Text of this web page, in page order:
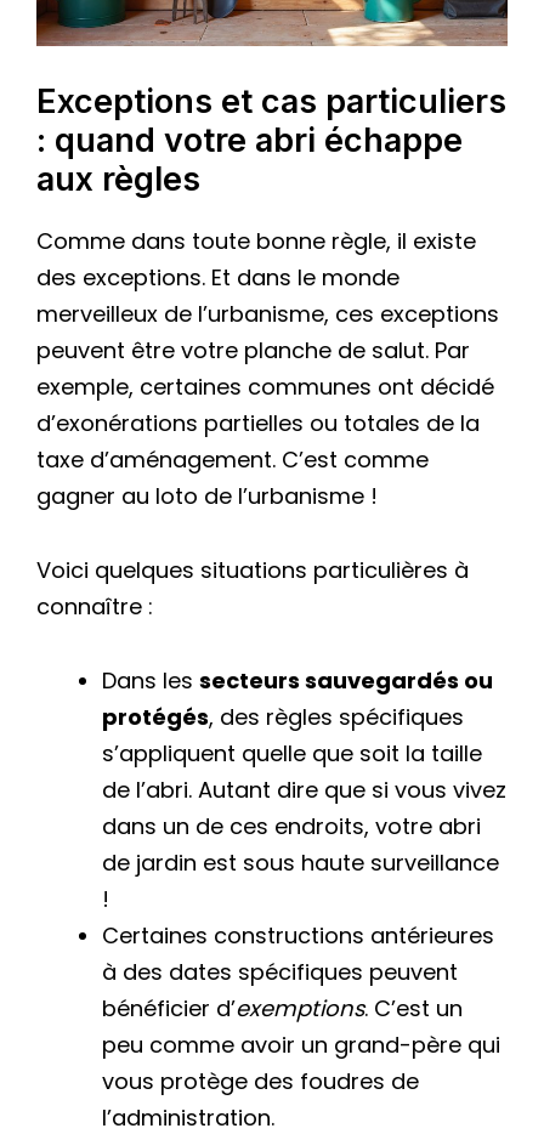
Exceptions et cas particuliers
: quand votre abri échappe
aux règles
Comme dans toute bonne règle, il existe
des exceptions. Et dans le monde
merveilleux de l’urbanisme, ces exceptions
peuvent être votre planche de salut. Par
exemple, certaines communes ont décidé
d’exonérations partielles ou totales de la
taxe d’aménagement. C’est comme
gagner au loto de l’urbanisme !
Voici quelques situations particulières à
connaître :
Dans les secteurs sauvegardés ou
protégés, des règles spécifiques
s’appliquent quelle que soit la taille
de l’abri. Autant dire que si vous vivez
dans un de ces endroits, votre abri
de jardin est sous haute surveillance
!
Certaines constructions antérieures
à des dates spécifiques peuvent
bénéficier d’exemptions. C’est un
peu comme avoir un grand-père qui
vous protège des foudres de
l’administration.